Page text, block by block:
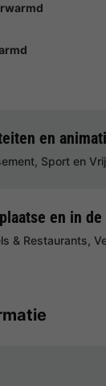
en
Sport en
en in
& Restaurants,